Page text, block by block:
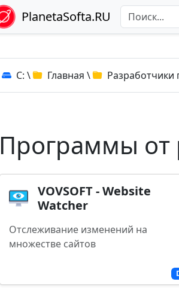
PlanetaSofta.RU
C: \ Главная \ Разработчики
Программы от
VOVSOFT - Website
Watcher
Отслеживание изменений на
множестве сайтов